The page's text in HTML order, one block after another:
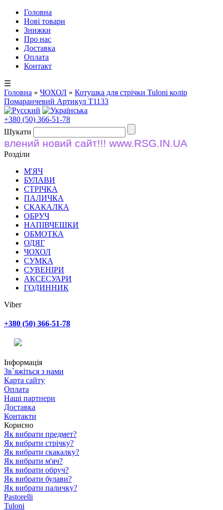
Головна
Нові товари
Знижки
Про нас
Доставка
Оплата
Контакт
☰
Головна » ЧОХОЛ » Котушка для стрічки Tuloni колір
Помаранчевий Артикул T1133
+380 (50) 366-51-78
Шукати
новий сайт!!! www.RSG.IN.UA
Розділи
М'ЯЧ
БУЛАВИ
СТРІЧКА
ПАЛИЧКА
СКАКАЛКА
ОБРУЧ
НАПІВЧЕШКИ
ОБМОТКА
ОДЯГ
ЧОХОЛ
СУМКА
СУВЕНІРИ
АКСЕСУАРИ
ГОДИННИК
Viber
+380 (50) 366-51-78
Інформація
Зв`яжіться з нами
Карта сайту
Оплата
Наші партнери
Доставка
Контакти
Корисно
Як вибрати предмет?
Як вибрати стрічку?
Як вибрати скакалку?
Як вибрати м'яч?
Як вибрати обруч?
Як вибрати булави?
Як вибрати паличку?
Pastorelli
Tuloni